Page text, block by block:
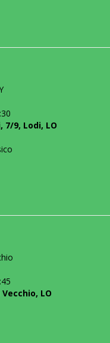
7/9, Lodi, LO
LO